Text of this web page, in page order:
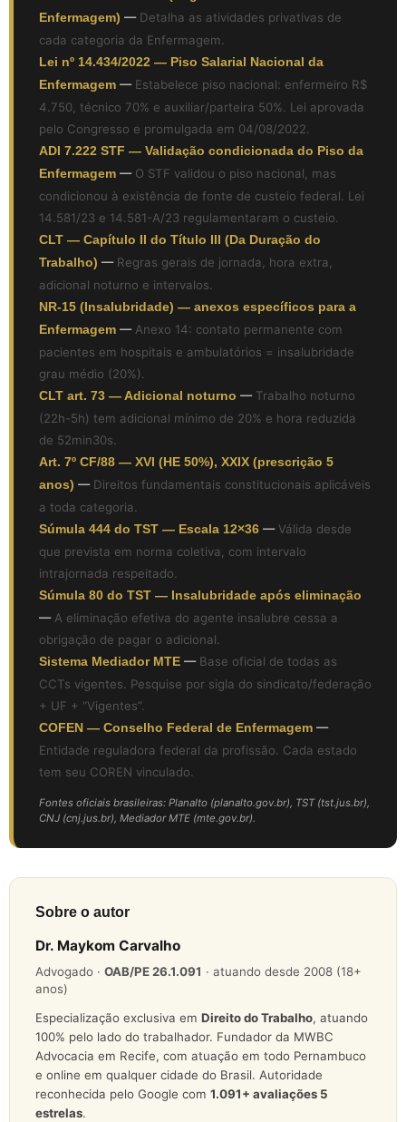
Enfermagem) — Detalha as atividades privativas de
cada categoria da Enfermagem.
Lei nº 14.434/2022 — Piso Salarial Nacional da
Enfermagem — Estabelece piso nacional: enfermeiro R$
4.750, técnico 70% e auxiliar/parteira 50%. Lei aprovada
pelo Congresso e promulgada em 04/08/2022.
ADI 7.222 STF — Validação condicionada do Piso da
Enfermagem — O STF validou o piso nacional, mas
condicionou à existência de fonte de custeio federal. Lei
14.581/23 e 14.581-A/23 regulamentaram o custeio.
CLT — Capítulo II do Título III (Da Duração do
Trabalho) — Regras gerais de jornada, hora extra,
adicional noturno e intervalos.
NR-15 (Insalubridade) — anexos específicos para a
Enfermagem —Anexo 14: contato permanente com
pacientes em hospitais e ambulatórios = insalubridade
grau médio (20%).
CLT art. 73 — Adicional noturno — Trabalho noturno
(22h-5h) tem adicional mínimo de 20% e hora reduzida
de 52min30s.
Art. 7º CF/88 — XVI (HE 50%), XXIX (prescrição 5
anos) — Direitos fundamentais constitucionais aplicáveis
a toda categoria.
Súmula 444 do TST — Escala 12×36 — Válida desde
que prevista em norma coletiva, com intervalo
intrajornada respeitado.
Súmula 80 do TST — Insalubridade após eliminação
—A eliminação efetiva do agente insalubre cessa a
obrigação de pagar o adicional.
Sistema Mediador MTE — Base oficial de todas as
CCTs vigentes. Pesquise por sigla do sindicato/federação
+ UF + “Vigentes”.
COFEN — Conselho Federal de Enfermagem —
Entidade reguladora federal da profissão. Cada estado
tem seu COREN vinculado.
Fontes oficiais brasileiras: Planalto (planalto.gov.br), TST (tst.jus.br),
CNJ (cnj.jus.br), Mediador MTE (mte.gov.br).
Sobre o autor
Dr. Maykom Carvalho
Advogado · OAB/PE 26.1.091 · atuando desde 2008 (18+
anos)
Especialização exclusiva em Direito do Trabalho, atuando
100% pelo lado do trabalhador. Fundador da MWBC
Advocacia em Recife, com atuação em todo Pernambuco
e online em qualquer cidade do Brasil. Autoridade
reconhecida pelo Google com 1.091+ avaliações 5
estrelas.